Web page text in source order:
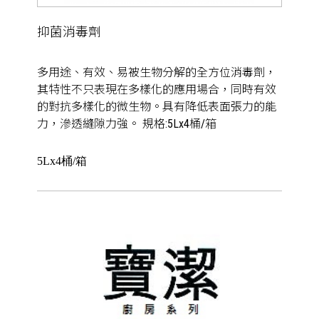
抑菌消毒劑
多用途、有效、易被生物分解的全方位消毒劑，
其特性不只表現在多樣化的應用場合，同時有效
的對抗多樣化的微生物。具有降低表面張力的能
力，滲透縫隙力強。 規格:5Lx4桶/箱
5Lx4桶/箱